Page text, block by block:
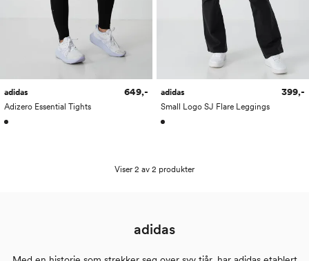
adidas
Adizero Essential Tights
649,-
adidas
Small Logo SJ Flare Leggings
399,-
Viser 2 av 2 produkter
adidas